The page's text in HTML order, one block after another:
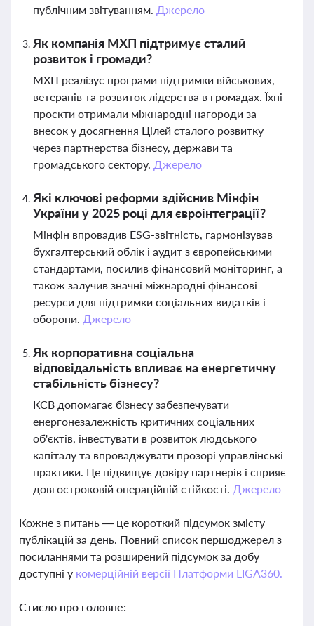
публічним звітуванням. Джерело
Як компанія МХП підтримує сталий
розвиток і громади?
МХП реалізує програми підтримки військових,
ветеранів та розвиток лідерства в громадах. Їхні
проєкти отримали міжнародні нагороди за
внесок у досягнення Цілей сталого розвитку
через партнерства бізнесу, держави та
громадського сектору. Джерело
Які ключові реформи здійснив Мінфін
України у 2025 році для євроінтеграції?
Мінфін впровадив ESG-звітність, гармонізував
бухгалтерський облік і аудит з європейськими
стандартами, посилив фінансовий моніторинг, а
також залучив значні міжнародні фінансові
ресурси для підтримки соціальних видатків і
оборони. Джерело
Як корпоративна соціальна
відповідальність впливає на енергетичну
стабільність бізнесу?
КСВ допомагає бізнесу забезпечувати
енергонезалежність критичних соціальних
об'єктів, інвестувати в розвиток людського
капіталу та впроваджувати прозорі управлінські
практики. Це підвищує довіру партнерів і сприяє
довгостроковій операційній стійкості. Джерело
Кожне з питань — це короткий підсумок змісту
публікацій за день. Повний список першоджерел з
посиланнями та розширений підсумок за добу
доступні у комерційній версії Платформи LIGA360.
Стисло про головне: